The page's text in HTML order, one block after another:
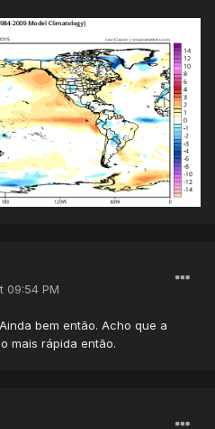
09:54 PM
bem então. Acho que a
mais rápida então.